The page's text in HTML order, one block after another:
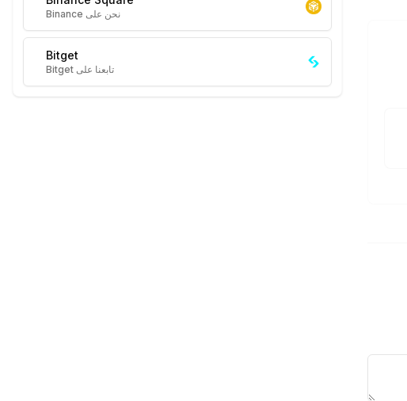
نحن على Binance
Bitget
تابعنا على Bitget